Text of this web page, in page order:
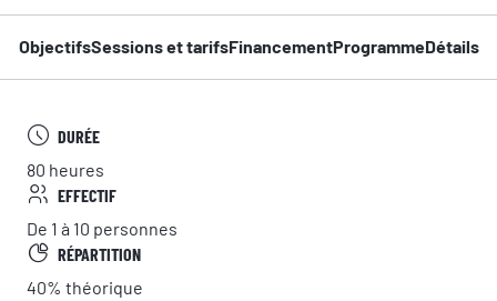
ObjectifsSessions et tarifsFinancementProgrammeDétails
DURÉE
80 heures
EFFECTIF
De 1 à 10 personnes
RÉPARTITION
40% théorique